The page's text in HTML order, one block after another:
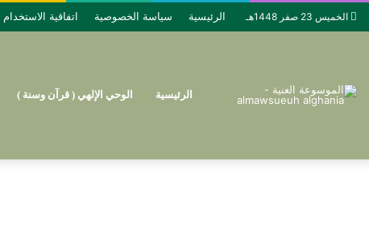
الخميس 23 صفر 1448هـ الرئيسية سياسة الخصوصية اتفاقية الاستخدام
الرئيسية الوحي الإلهي ( قرآن وسنة )